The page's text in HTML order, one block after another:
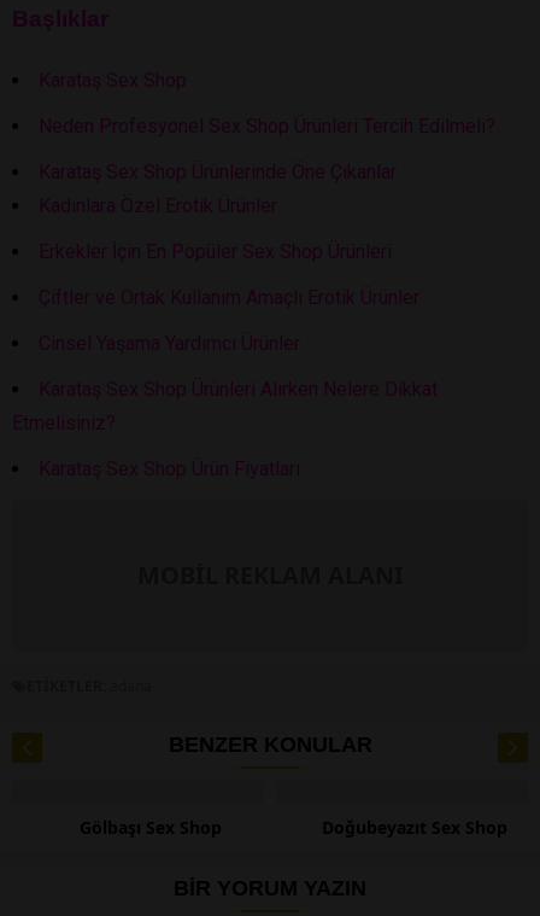
Başlıklar
Karataş Sex Shop
Neden Profesyonel Sex Shop Ürünleri Tercih Edilmeli?
Karataş Sex Shop Ürünlerinde Öne Çıkanlar
Kadınlara Özel Erotik Ürünler
Erkekler İçin En Popüler Sex Shop Ürünleri
Çiftler ve Ortak Kullanım Amaçlı Erotik Ürünler
Cinsel Yaşama Yardımcı Ürünler
Karataş Sex Shop Ürünleri Alırken Nelere Dikkat
Etmelisiniz?
Karataş Sex Shop Ürün Fiyatları
BENZER KONULAR
Doğubeyazıt Sex Shop Yenimahalle Sex Shop
BİR YORUM YAZIN